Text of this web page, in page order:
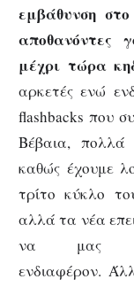
εμβάθυνση
αποθανόντες
μέχρι τώρα
αρκετές ενώ
flashbacks που
Βέβαια, πολλά
καθώς έχουμε
τρίτο κύκλο
αλλά τα νέα
να μας
ενδιαφέρον.